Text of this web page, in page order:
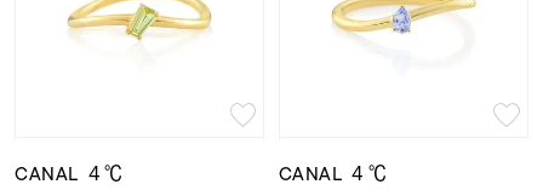
CANAL ４℃ CANAL ４℃